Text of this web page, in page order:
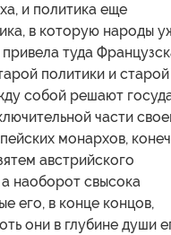
и политика еще
в которую народы
туда
политики и старой
собой решают
части
монархов,
австрийского
наоборот свысока
его, в конце концов,
они в глубине души